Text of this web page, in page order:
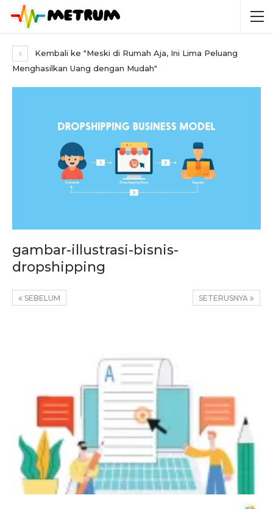
Kembali ke "Meski di Rumah Aja, Ini Lima Peluang
Menghasilkan Uang dengan Mudah"
gambar-illustrasi-bisnis-
dropshipping
SETERUSNYA
SEBELUM